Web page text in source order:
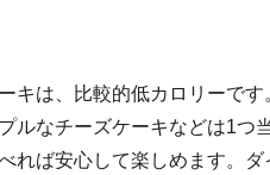
キは、比較的低カロリーで
ルなチーズケーキなどは1つ
れば安心して楽しめます。